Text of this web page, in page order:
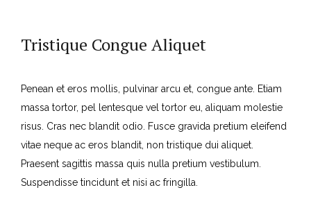
Tristique Congue Aliquet
Penean et eros mollis, pulvinar arcu et, congue ante. Etiam
massa tortor, pel lentesque vel tortor eu, aliquam molestie
risus. Cras nec blandit odio. Fusce gravida pretium eleifend
vitae neque ac eros blandit, non tristique dui aliquet.
Praesent sagittis massa quis nulla pretium vestibulum.
Suspendisse tincidunt et nisi ac fringilla.